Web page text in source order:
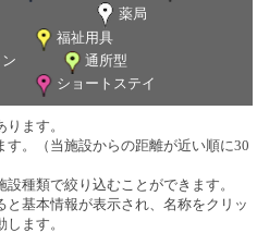
薬局
福祉用具
通所型
ショートステイ
ます。
。（当施設からの距離が近い順に30
種類で絞り込むことができます。
基本情報が表示され、名称をクリッ
ます。